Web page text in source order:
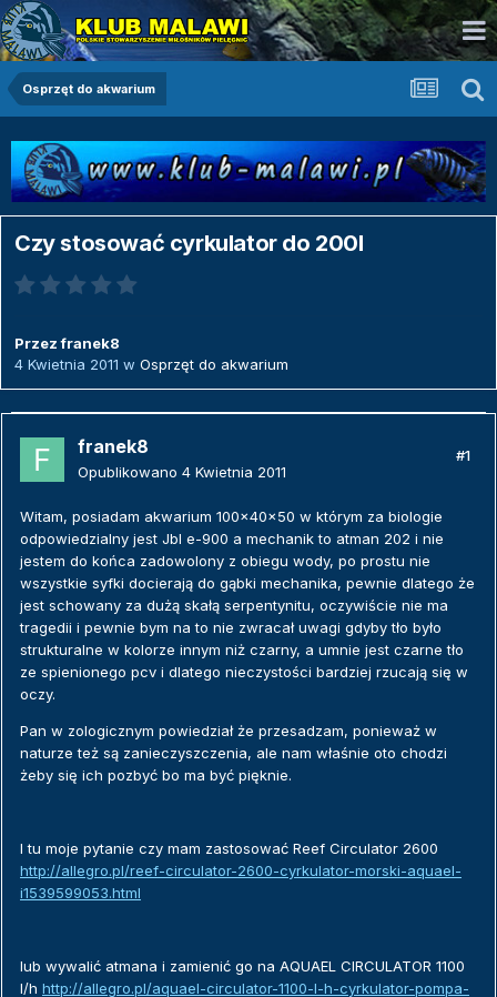
Osprzęt do akwarium
Czy stosować cyrkulator do 200l
Przezfranek8
4 Kwietnia 2011 w Osprzęt do akwarium
franek8
Opublikowano 4 Kwietnia 2011
#1
Witam, posiadam akwarium 100x40x50 w którym za biologie
odpowiedzialny jest Jbl e-900 a mechanik to atman 202 i nie
jestem do końca zadowolony z obiegu wody, po prostu nie
wszystkie syfki docierają do gąbki mechanika, pewnie dlatego że
jest schowany za dużą skałą serpentynitu, oczywiście nie ma
tragedii i pewnie bym na to nie zwracał uwagi gdyby tło było
strukturalne w kolorze innym niż czarny, a umnie jest czarne tło
ze spienionego pcv i dlatego nieczystości bardziej rzucają się w
oczy.
Pan w zologicznym powiedział że przesadzam, ponieważ w
naturze też są zanieczyszczenia, ale nam właśnie oto chodzi
żeby się ich pozbyć bo ma być pięknie.
I tu moje pytanie czy mam zastosować Reef Circulator 2600
http://allegro.pl/reef-circulator-2600-cyrkulator-morski-aquael-
i1539599053.html
lub wywalić atmana i zamienić go na AQUAEL CIRCULATOR 1100
l/h http://allegro.pl/aquael-circulator-1100-l-h-cyrkulator-pompa-